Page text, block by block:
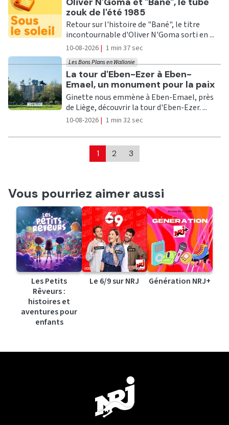
zouk de l'été 1985
Retour sur l'histoire de "Bané", le titre
incontournable d'Oliver N'Goma sorti en ...
10-08-2026 | 1 min 37 sec
Ecouter
La tour d'Eben-Ezer à Eben-
Emael, un monument pour la paix
Les Bons Plans en Wallonie
Ginette nous emmène à Eben-Emael, près
de Liège, découvrir la tour d'Eben-Ezer. ...
10-08-2026 | 1 min 32 sec
1 2 3
Vous pourriez aimer aussi
Les Petits
Rêveurs :
histoires et
aventures pour
enfants
Le 6/9 sur NRJ Génération NRJ+